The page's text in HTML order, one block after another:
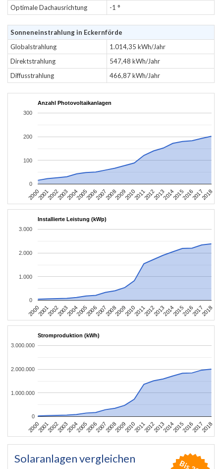
Optimale Dachausrichtung
-1 °
Sonneneinstrahlung in Eckernförde
Globalstrahlung
1.014,35 kWh/Jahr
Direktstrahlung
547,48 kWh/Jahr
Diffusstrahlung
466,87 kWh/Jahr
Anzahl Photovoltaikanlagen
2000200120022003200420052006200720082009201020112012201320142015201620172018
0
100
200
300
Installierte Leistung (kWp)
2000200120022003200420052006200720082009201020112012201320142015201620172018
0
1.000
2.000
3.000
Stromproduktion (kWh)
2000200120022003200420052006200720082009201020112012201320142015201620172018
0
1.000.000
2.000.000
3.000.000
Solaranlagen vergleichen